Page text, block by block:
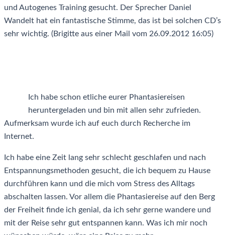
und Autogenes Training gesucht. Der Sprecher Daniel
Wandelt hat ein fantastische Stimme, das ist bei solchen CD’s
sehr wichtig. (Brigitte aus einer Mail vom 26.09.2012 16:05)
Ich habe schon etliche eurer Phantasiereisen
heruntergeladen und bin mit allen sehr zufrieden.
Aufmerksam wurde ich auf euch durch Recherche im
Internet.
Ich habe eine Zeit lang sehr schlecht geschlafen und nach
Entspannungsmethoden gesucht, die ich bequem zu Hause
durchführen kann und die mich vom Stress des Alltags
abschalten lassen. Vor allem die Phantasiereise auf den Berg
der Freiheit finde ich genial, da ich sehr gerne wandere und
mit der Reise sehr gut entspannen kann. Was ich mir noch